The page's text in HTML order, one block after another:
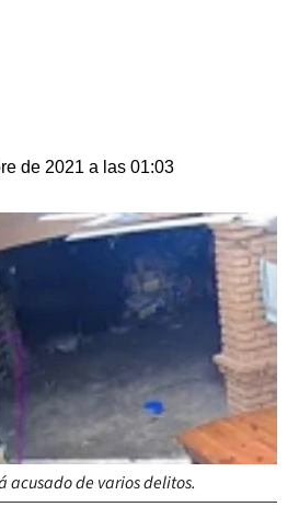
de 2021 a las 01:03
acusado de varios delitos.